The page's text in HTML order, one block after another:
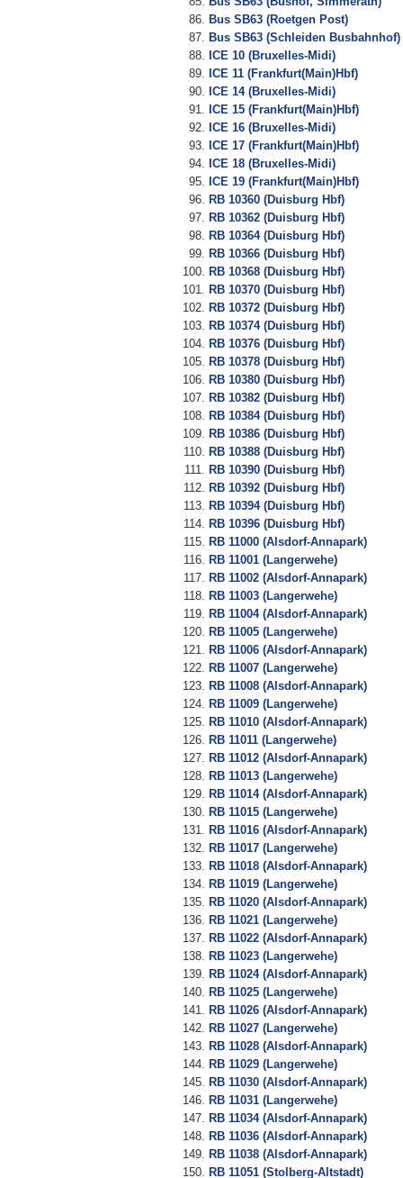
Bus SB63 (Roetgen Post)
Bus SB63 (Schleiden Busbahnhof)
ICE 10 (Bruxelles-Midi)
ICE 11 (Frankfurt(Main)Hbf)
ICE 14 (Bruxelles-Midi)
ICE 15 (Frankfurt(Main)Hbf)
ICE 16 (Bruxelles-Midi)
ICE 17 (Frankfurt(Main)Hbf)
ICE 18 (Bruxelles-Midi)
ICE 19 (Frankfurt(Main)Hbf)
RB 10360 (Duisburg Hbf)
RB 10362 (Duisburg Hbf)
RB 10364 (Duisburg Hbf)
RB 10366 (Duisburg Hbf)
RB 10368 (Duisburg Hbf)
RB 10370 (Duisburg Hbf)
RB 10372 (Duisburg Hbf)
RB 10374 (Duisburg Hbf)
RB 10376 (Duisburg Hbf)
RB 10378 (Duisburg Hbf)
RB 10380 (Duisburg Hbf)
RB 10382 (Duisburg Hbf)
RB 10384 (Duisburg Hbf)
RB 10386 (Duisburg Hbf)
RB 10388 (Duisburg Hbf)
RB 10390 (Duisburg Hbf)
RB 10392 (Duisburg Hbf)
RB 10394 (Duisburg Hbf)
RB 10396 (Duisburg Hbf)
RB 11000 (Alsdorf-Annapark)
RB 11001 (Langerwehe)
RB 11002 (Alsdorf-Annapark)
RB 11003 (Langerwehe)
RB 11004 (Alsdorf-Annapark)
RB 11005 (Langerwehe)
RB 11006 (Alsdorf-Annapark)
RB 11007 (Langerwehe)
RB 11008 (Alsdorf-Annapark)
RB 11009 (Langerwehe)
RB 11010 (Alsdorf-Annapark)
RB 11011 (Langerwehe)
RB 11012 (Alsdorf-Annapark)
RB 11013 (Langerwehe)
RB 11014 (Alsdorf-Annapark)
RB 11015 (Langerwehe)
RB 11016 (Alsdorf-Annapark)
RB 11017 (Langerwehe)
RB 11018 (Alsdorf-Annapark)
RB 11019 (Langerwehe)
RB 11020 (Alsdorf-Annapark)
RB 11021 (Langerwehe)
RB 11022 (Alsdorf-Annapark)
RB 11023 (Langerwehe)
RB 11024 (Alsdorf-Annapark)
RB 11025 (Langerwehe)
RB 11026 (Alsdorf-Annapark)
RB 11027 (Langerwehe)
RB 11028 (Alsdorf-Annapark)
RB 11029 (Langerwehe)
RB 11030 (Alsdorf-Annapark)
RB 11031 (Langerwehe)
RB 11034 (Alsdorf-Annapark)
RB 11036 (Alsdorf-Annapark)
RB 11038 (Alsdorf-Annapark)
RB 11051 (Stolberg-Altstadt)